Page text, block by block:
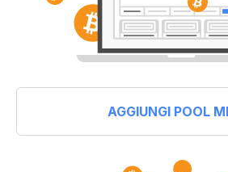
AGGIUNGI POOL